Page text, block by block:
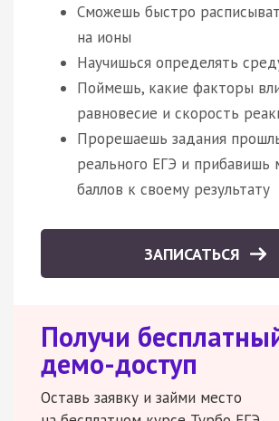
Сможешь быстро
на ионы
Научишься определять
Поймешь, какие факторы
равновесие и скорость
Прорешаешь задания
реального ЕГЭ и прибавишь
баллов к своему результату
ЗАПИСАТЬСЯ
Получи
демо-доступ
Оставь заявку и займи место